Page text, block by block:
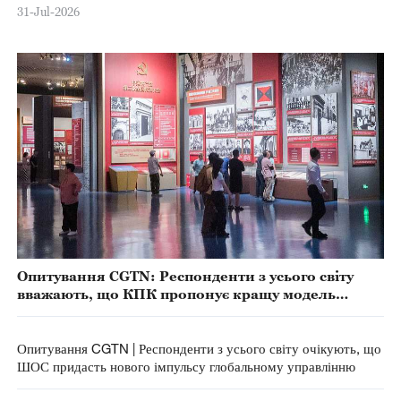
31-Jul-2026
Опитування CGTN: Респонденти з усього світу
вважають, що КПК пропонує кращу модель
Опитування CGTN | Респонденти з усього світу очікують, що
ШОС придасть нового імпульсу глобальному управлінню